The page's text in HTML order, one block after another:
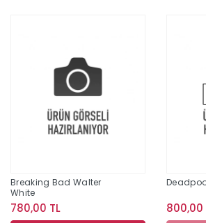
Breaking Bad Walter
White
780,00 TL 800,00